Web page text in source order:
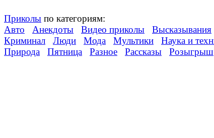
Приколы по категориям:
Авто
Анекдоты Видео приколы Высказывания
Криминал
Люди Мода Мультики Наука и
Природа
Пятница Разное Рассказы Розыгрыш